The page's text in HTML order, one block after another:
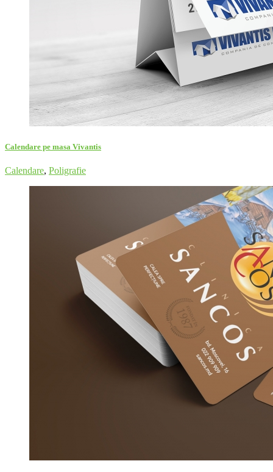
Calendare pe masa Vivantis
Calendare, Poligrafie